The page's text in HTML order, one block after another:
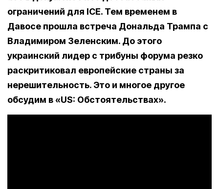
ограничений для ICE. Тем временем в
Давосе прошла встреча Дональда Трампа с
Владимиром Зеленским. До этого
украинский лидер с трибуны форума резко
раскритиковал европейские страны за
нерешительность. Это и многое другое
обсудим в «US: Обстоятельствах».